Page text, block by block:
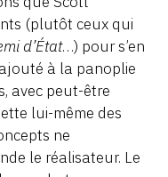
(plutôt ceux qui
d’État…) pour s’en
à la panoplie
avec peut-être
lui-même des
ne
le réalisateur. Le